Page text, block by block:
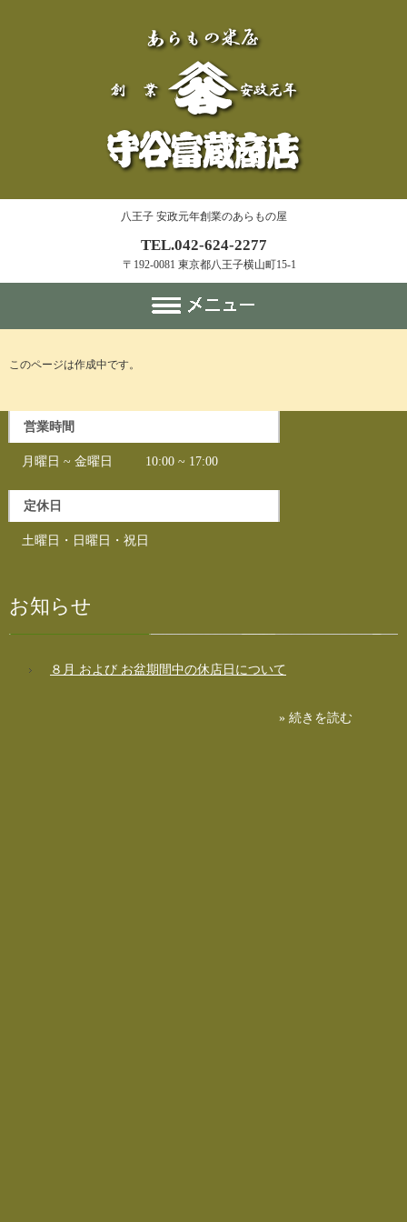
八王子 安政元年創業のあらもの屋
TEL.042-624-2277
〒192-0081 東京都八王子横山町15-1
このページは作成中です。
営業時間
月曜日 ~ 金曜日 10:00 ~ 17:00
定休日
土曜日・日曜日・祝日
お知らせ
８月 および お盆期間中の休店日について
» 続きを読む